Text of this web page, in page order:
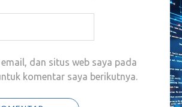
dan situs web saya pada
komentar saya berikutnya.